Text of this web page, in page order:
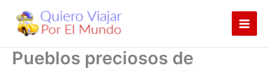
contenido
Pueblos preciosos de